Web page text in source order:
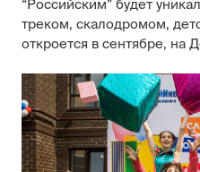
“Российским” будет
треком, скалодромом,
откроется в сентябре, на